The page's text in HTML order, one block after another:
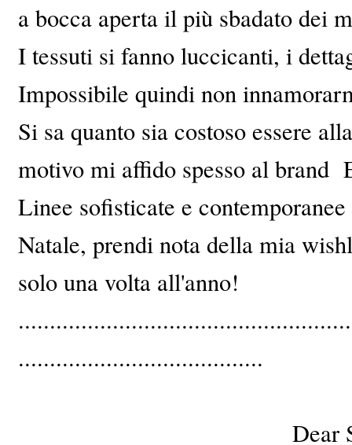
a bocca aperta il più sbadato dei
I tessuti si fanno luccicanti, i
Impossibile quindi non
Si sa quanto sia costoso essere
motivo mi affido spesso al brand
Linee sofisticate e
Natale, prendi nota della mia
solo una volta all'anno!
.......................................
Dear